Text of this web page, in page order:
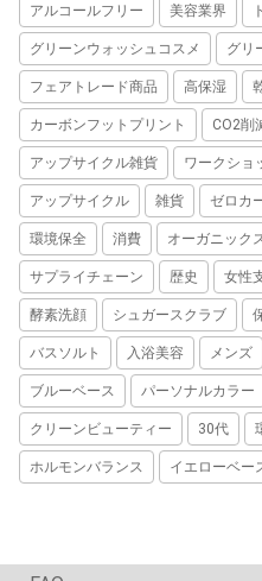
アルコールフリー 美容業界
グリーンウォッシュコスメ グリ
フェアトレード商品 高保湿
カーボンフットプリント CO2削
アップサイクル雑貨 ワークショ
アップサイクル 雑貨 ゼロカ
環境保全 消費 オーガニック
サプライチェーン 歴史 女性
酵素洗顔 シュガースクラブ
バスソルト 入浴美容 メンズ
ブルーベース パーソナルカラー
クリーンビューティー 30代
ホルモンバランス イエローベー